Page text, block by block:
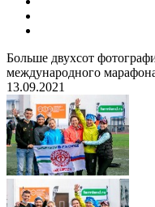
Больше двухсот
международного
13.09.2021